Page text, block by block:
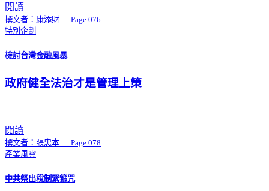
閱讀
撰文者：康添財 ｜ Page.076
特別企劃
檢討台灣金融風暴
政府健全法治才是管理上策
閱讀
撰文者：張忠本 ｜ Page.078
產業風雲
中共祭出稅制緊箍咒